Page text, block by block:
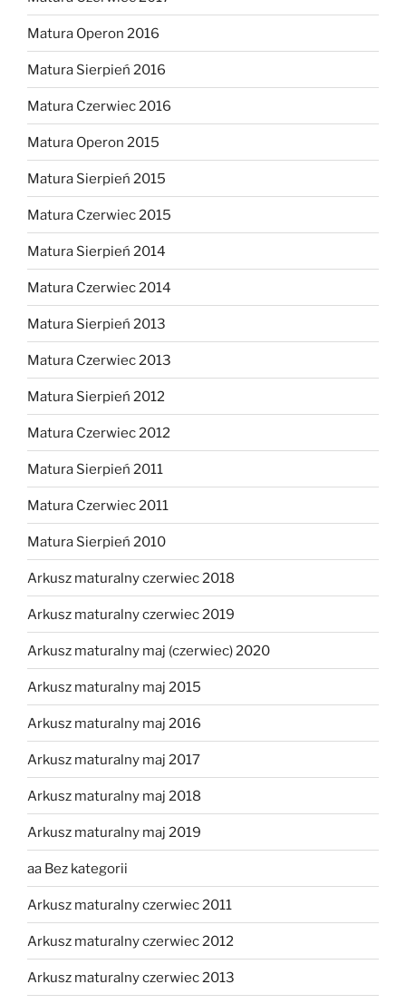
Matura Operon 2016
Matura Sierpień 2016
Matura Czerwiec 2016
Matura Operon 2015
Matura Sierpień 2015
Matura Czerwiec 2015
Matura Sierpień 2014
Matura Czerwiec 2014
Matura Sierpień 2013
Matura Czerwiec 2013
Matura Sierpień 2012
Matura Czerwiec 2012
Matura Sierpień 2011
Matura Czerwiec 2011
Matura Sierpień 2010
Arkusz maturalny czerwiec 2018
Arkusz maturalny czerwiec 2019
Arkusz maturalny maj (czerwiec) 2020
Arkusz maturalny maj 2015
Arkusz maturalny maj 2016
Arkusz maturalny maj 2017
Arkusz maturalny maj 2018
Arkusz maturalny maj 2019
aa Bez kategorii
Arkusz maturalny czerwiec 2011
Arkusz maturalny czerwiec 2012
Arkusz maturalny czerwiec 2013